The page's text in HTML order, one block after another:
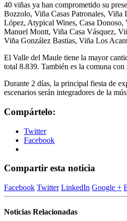
40 viñas ya han comprometido su
Bozzolo, Viña Casas Patronales,
López, Atypical Wines, Casa
Manuel Montt, Viña Casa Vásquez,
Viña González Bastias, Viña Los
El Valle del Maule tiene la mayor
total 8.839. También es la comuna
Durante 2 días, la principal fiesta de
escenarios serán integradores de la
Compártelo:
Twitter
Facebook
Compartir esta noticia
Facebook Twitter LinkedIn Google +
Noticias Relacionadas